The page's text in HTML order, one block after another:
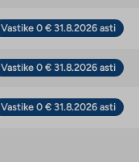
Vastike 0 € 31.8.2026 asti
Vastike 0 € 31.8.2026 asti
Vastike 0 € 31.8.2026 asti